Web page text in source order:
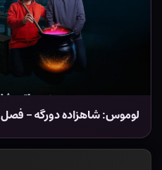
لوموس: شاهزاده دورگه – فصل ۹: شاهزاده دورگه